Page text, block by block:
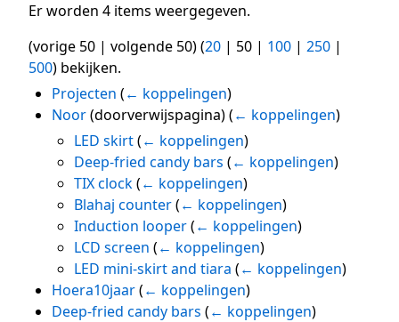
Er worden 4 items weergegeven.
(vorige 50 | volgende 50) (20 | 50 | 100 | 250 |
500) bekijken.
Projecten (← koppelingen)
Noor(doorverwijspagina)(← koppelingen)
LED skirt(← koppelingen)
Deep-fried candy bars (← koppelingen)
TIX clock(← koppelingen)
Blahaj counter(← koppelingen)
Induction looper(← koppelingen)
LCD screen (← koppelingen)
LED mini-skirt and tiara (← koppelingen)
Hoera10jaar (← koppelingen)
Deep-fried candy bars (← koppelingen)